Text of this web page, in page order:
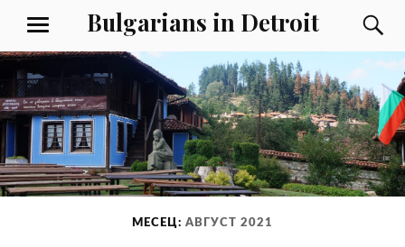
съдържаниетоBulgarians in Detroit
МЕНЮ
МЕСЕЦ: АВГУСТ 2021